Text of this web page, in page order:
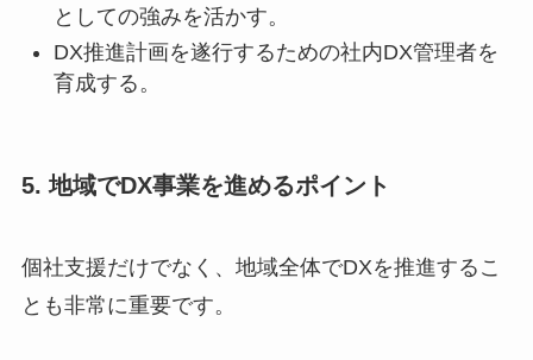
としての強みを活かす。
DX推進計画を遂行するための社内DX管理者を
育成する。
5. 地域でDX事業を進めるポイント
個社支援だけでなく、地域全体でDXを推進するこ
とも非常に重要です。